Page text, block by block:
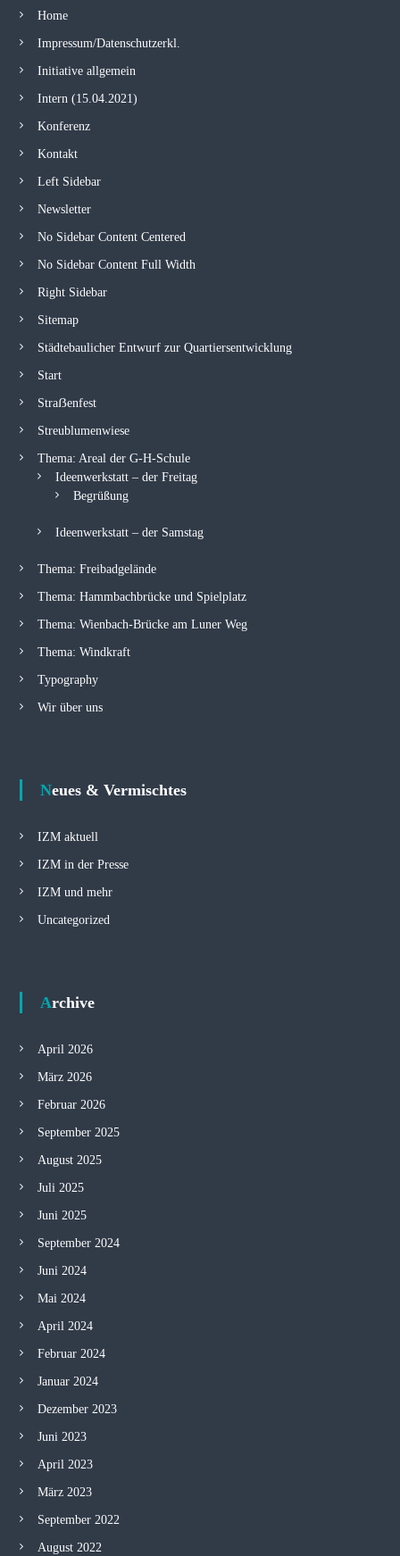
Home
Impressum/Datenschutzerkl.
Initiative allgemein
Intern (15.04.2021)
Konferenz
Kontakt
Left Sidebar
Newsletter
No Sidebar Content Centered
No Sidebar Content Full Width
Right Sidebar
Sitemap
Städtebaulicher Entwurf zur Quartiersentwicklung
Start
Straẞenfest
Streublumenwiese
Thema: Areal der G-H-Schule
Ideenwerkstatt – der Freitag
Begrüßung
Ideenwerkstatt – der Samstag
Thema: Freibadgelände
Thema: Hammbachbrücke und Spielplatz
Thema: Wienbach-Brücke am Luner Weg
Thema: Windkraft
Typography
Wir über uns
Neues & Vermischtes
IZM aktuell
IZM in der Presse
IZM und mehr
Uncategorized
Archive
April 2026
März 2026
Februar 2026
September 2025
August 2025
Juli 2025
Juni 2025
September 2024
Juni 2024
Mai 2024
April 2024
Februar 2024
Januar 2024
Dezember 2023
Juni 2023
April 2023
März 2023
September 2022
August 2022